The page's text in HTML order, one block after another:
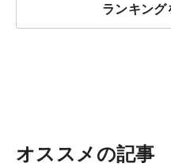
ランキング
オススメの記事